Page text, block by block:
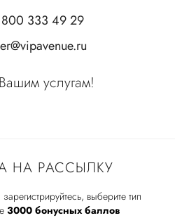
НА РАССЫЛКУ
зарегистрируйтесь, выберите тип
3000 бонусных баллов
333 49 29
услугам!